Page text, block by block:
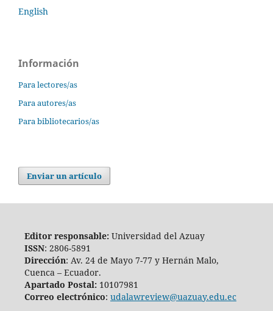
English
Información
Para lectores/as
Para autores/as
Para bibliotecarios/as
Enviar un artículo
Editor responsable:Universidad del Azuay
ISSN: 2806-5891
Dirección: Av. 24 de Mayo 7-77 y Hernán Malo,
Cuenca – Ecuador.
Apartado Postal:10107981
Correo electrónico: udalawreview@uazuay.edu.ec